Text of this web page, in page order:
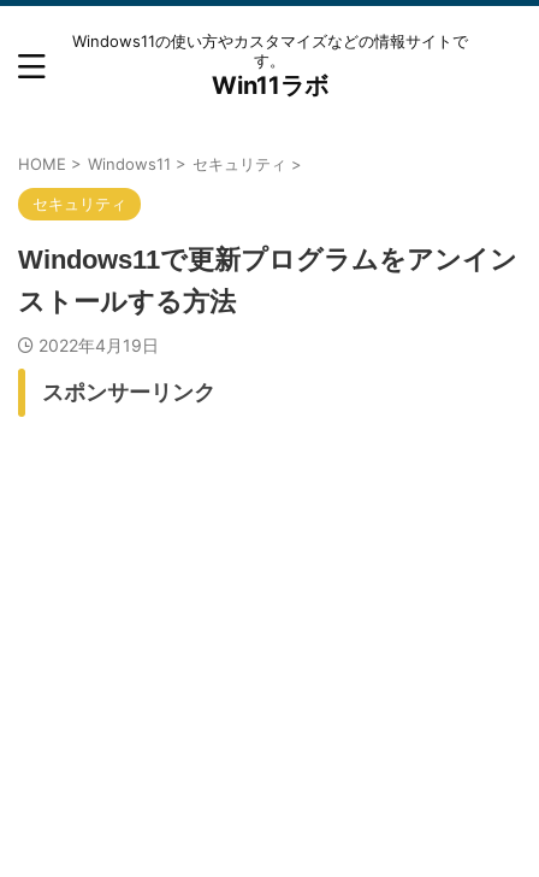
Windows11の使い方やカスタマイズなどの情報サイトで
す。
Win11ラボ
HOME > Windows11 > セキュリティ >
セキュリティ
Windows11で更新プログラムをアンイン
ストールする方法
2022年4月19日
スポンサーリンク